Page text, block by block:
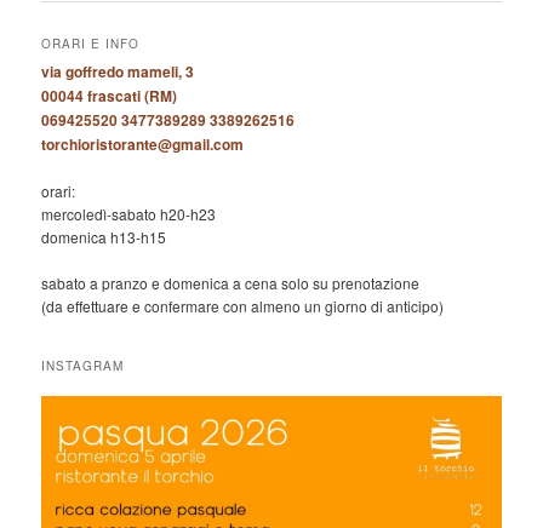
ORARI E INFO
via goffredo mameli, 3
00044 frascati (RM)
069425520 3477389289 3389262516
torchioristorante@gmail.com
orari:
mercoledì-sabato h20-h23
domenica h13-h15
sabato a pranzo e domenica a cena solo su prenotazione
(da effettuare e confermare con almeno un giorno di anticipo)
INSTAGRAM